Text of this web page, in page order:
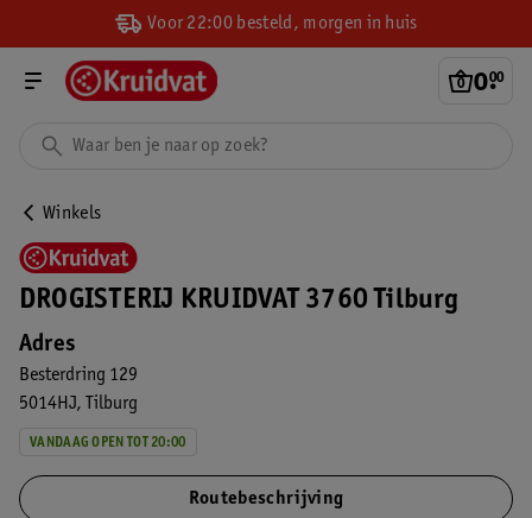
Voor 22:00 besteld, morgen in huis
0.
00
Winkels
DROGISTERIJ KRUIDVAT 3760 Tilburg
Adres
Besterdring 129
5014HJ
Tilburg
VANDAAG OPEN TOT 20:00
Routebeschrijving